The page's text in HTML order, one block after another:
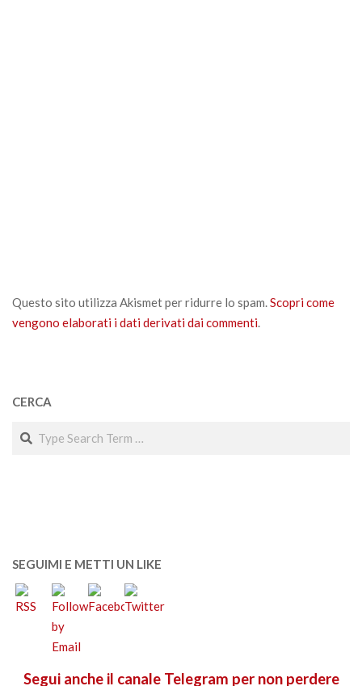
Questo sito utilizza Akismet per ridurre lo spam.Scopri come
vengono elaborati i dati derivati dai commenti.
CERCA
Search
SEGUIMI E METTI UN LIKE
Segui anche il canale Telegram per non perdere